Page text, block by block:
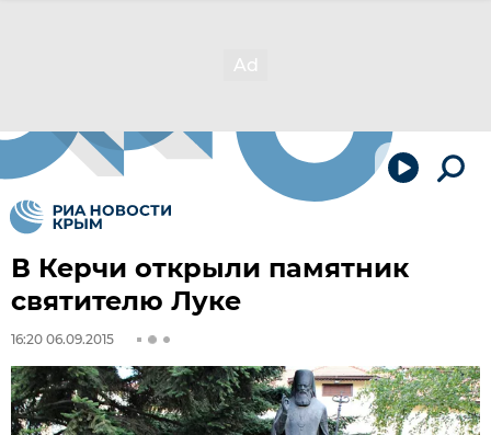
В Керчи открыли памятник
святителю Луке
16:20 06.09.2015